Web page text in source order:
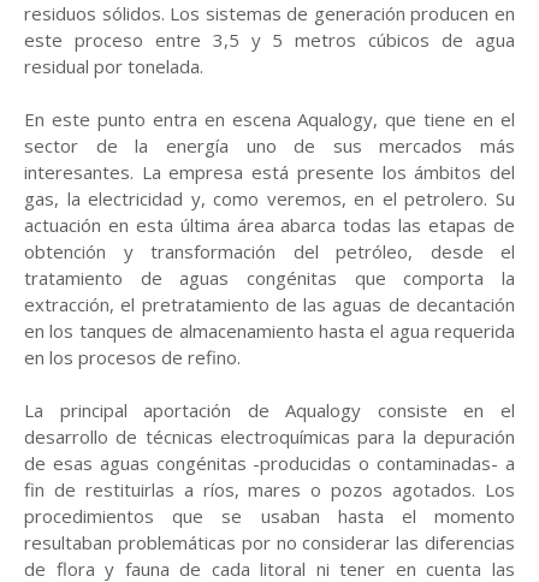
residuos sólidos. Los sistemas de generación producen en
este proceso entre 3,5 y 5 metros cúbicos de agua
residual por tonelada.
En este punto entra en escena Aqualogy, que tiene en el
sector de la energía uno de sus mercados más
interesantes. La empresa está presente los ámbitos del
gas, la electricidad y, como veremos, en el petrolero. Su
actuación en esta última área abarca todas las etapas de
obtención y transformación del petróleo, desde el
tratamiento de aguas congénitas que comporta la
extracción, el pretratamiento de las aguas de decantación
en los tanques de almacenamiento hasta el agua requerida
en los procesos de refino.
La principal aportación de Aqualogy consiste en el
desarrollo de técnicas electroquímicas para la depuración
de esas aguas congénitas -producidas o contaminadas- a
fin de restituirlas a ríos, mares o pozos agotados. Los
procedimientos que se usaban hasta el momento
resultaban problemáticas por no considerar las diferencias
de flora y fauna de cada litoral ni tener en cuenta las